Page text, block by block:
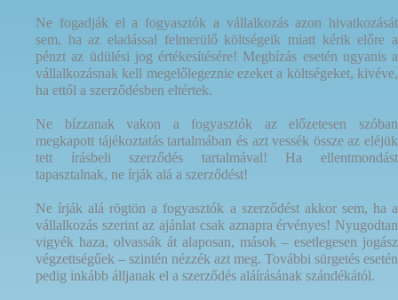
Ne fogadják el a fogyasztók a vállalkozás azon hivatkozását
sem, ha az eladással felmerülő költségeik miatt kérik előre a
pénzt az üdülési jog értékesítésére! Megbízás esetén ugyanis a
vállalkozásnak kell megelőlegeznie ezeket a költségeket, kivéve,
ha ettől a szerződésben eltértek.
Ne bízzanak vakon a fogyasztók az előzetesen szóban
megkapott tájékoztatás tartalmában és azt vessék össze az eléjük
tett írásbeli szerződés tartalmával! Ha ellentmondást
tapasztalnak, ne írják alá a szerződést!
Ne írják alá rögtön a fogyasztók a szerződést akkor sem, ha a
vállalkozás szerint az ajánlat csak aznapra érvényes! Nyugodtan
vigyék haza, olvassák át alaposan, mások – esetlegesen jogász
végzettségűek – szintén nézzék azt meg. További sürgetés esetén
pedig inkább álljanak el a szerződés aláírásának szándékától.